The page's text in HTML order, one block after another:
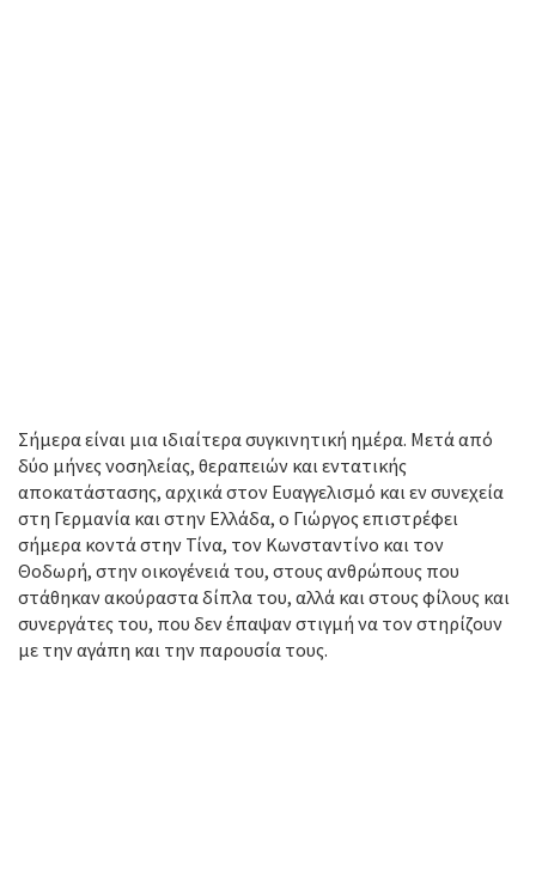
Σήμερα είναι μια ιδιαίτερα συγκινητική ημέρα. Μετά από
δύο μήνες νοσηλείας, θεραπειών και εντατικής
αποκατάστασης, αρχικά στον Ευαγγελισμό και εν συνεχεία
στη Γερμανία και στην Ελλάδα, ο Γιώργος επιστρέφει
σήμερα κοντά στην Τίνα, τον Κωνσταντίνο και τον
Θοδωρή, στην οικογένειά του, στους ανθρώπους που
στάθηκαν ακούραστα δίπλα του, αλλά και στους φίλους και
συνεργάτες του, που δεν έπαψαν στιγμή να τον στηρίζουν
με την αγάπη και την παρουσία τους.